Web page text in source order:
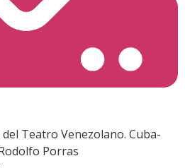
Teatro Venezolano. Cuba-
Porras